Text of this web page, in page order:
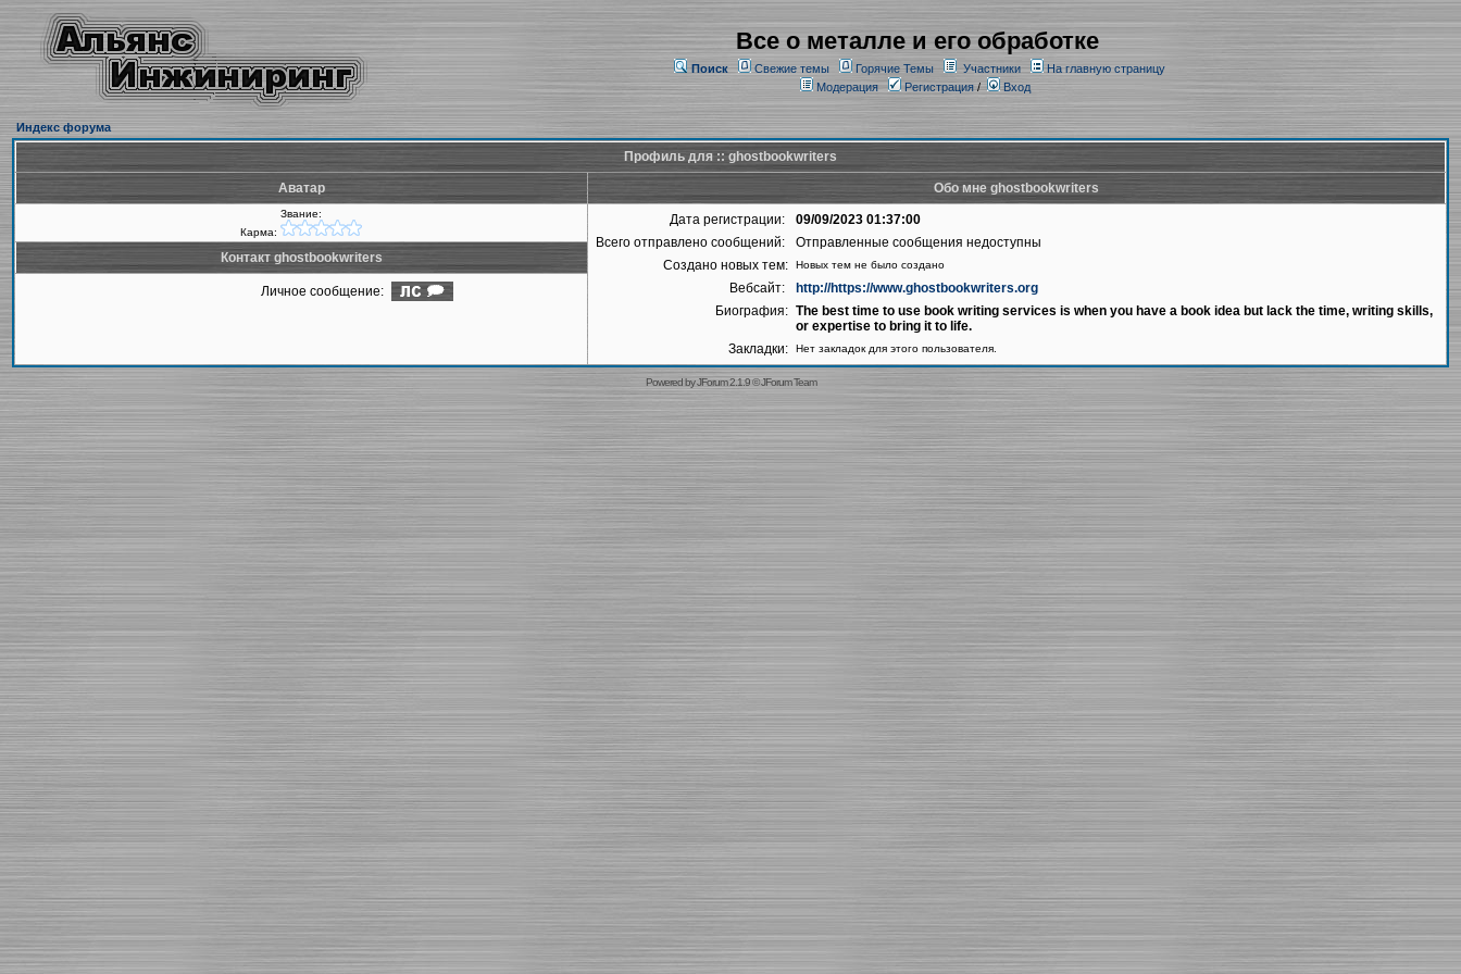
Все о металле и его обработке
Поиск Свежие темы Горячие Темы Участники
На главную страницу
Модерация
Регистрация/ Вход
Индекс форума
Профиль для :: ghostbookwriters
Аватар Обо мне ghostbookwriters
Звание:
Карма:
Дата регистрации:
09/09/2023 01:37:00
Всего отправлено сообщений:
Отправленные сообщения недоступны
Создано новых тем:
Новых тем не было создано
Вебсайт:
http://https://www.ghostbookwriters.org
Биография: The best time to use book writing services is when you have a book idea but lack the time, writing skills,
or expertise to bring it to life.
Закладки:
Нет закладок для этого пользователя.
Контакт ghostbookwriters
Личное сообщение:
Powered byJForum 2.1.9©JForum Team